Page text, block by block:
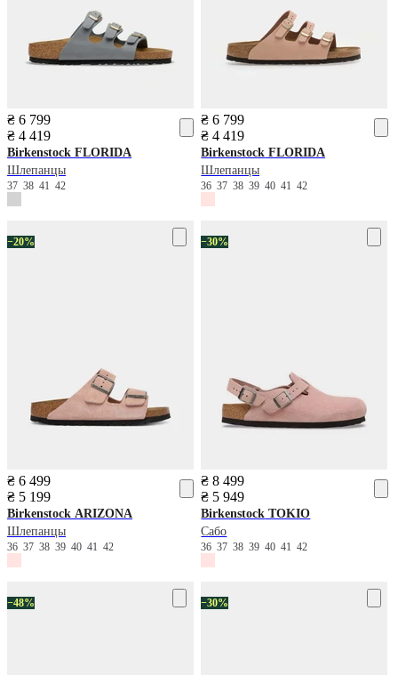
₴ 6 799
₴ 4 419
Birkenstock FLORIDA
Шлепанцы
37 38 41 42
₴ 6 799
₴ 4 419
Birkenstock FLORIDA
Шлепанцы
36373839404142
−20%
₴ 6 499
₴ 5 199
Birkenstock ARIZONA
Шлепанцы
36 37 38 39 40 41 42
−30%
₴ 8 499
₴ 5 949
Birkenstock TOKIO
Сабо
36373839404142
−48% −30%